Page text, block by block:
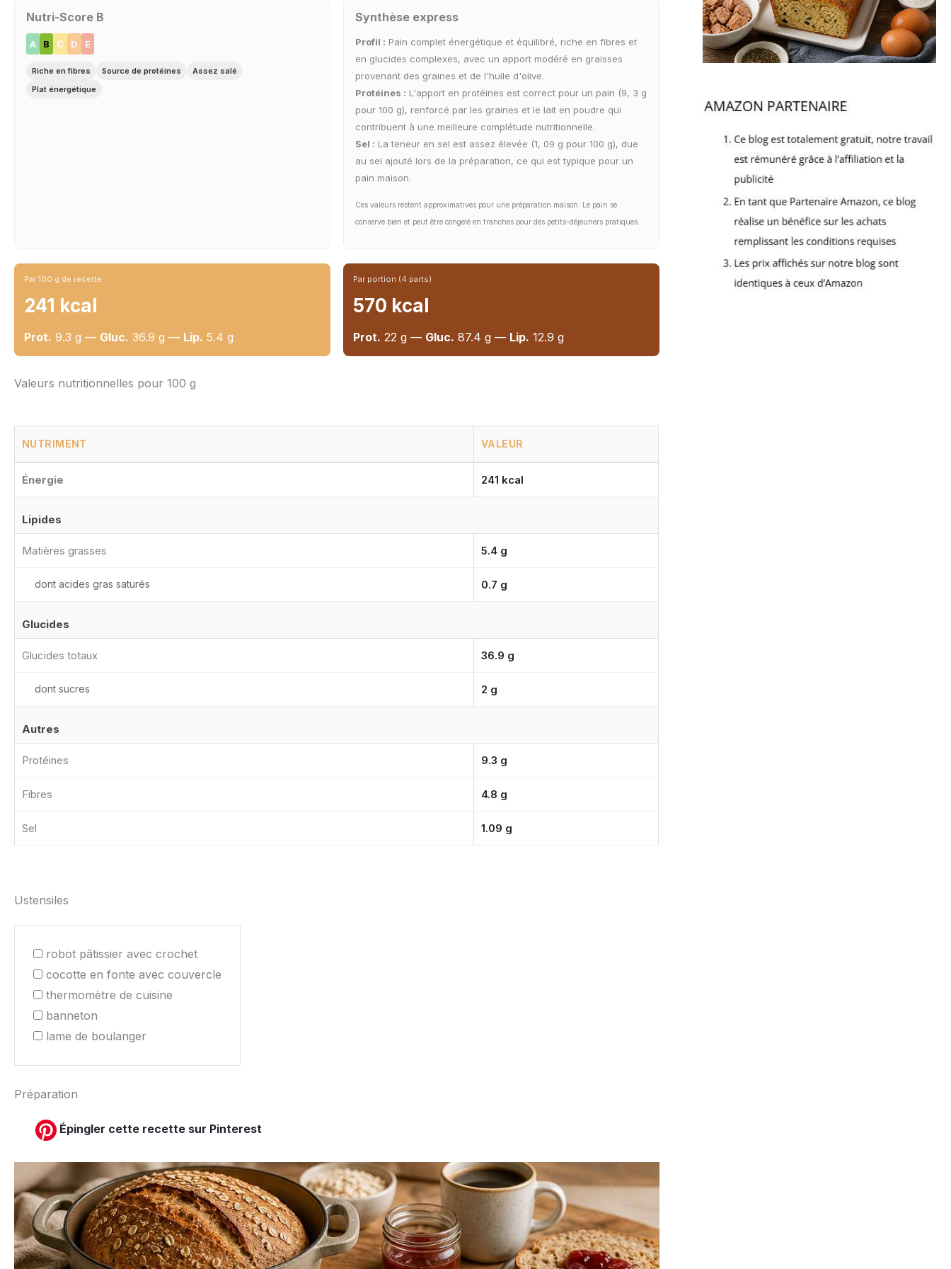
Nutri-Score B
A B C D E
Riche en fibres Source de protéines
Assez salé
Plat énergétique
Synthèse express
Profil : Pain complet énergétique et équilibré, riche en fibres et
en glucides complexes, avec un apport modéré en graisses
provenant des graines et de l'huile d'olive.
Protéines : L'apport en protéines est correct pour un pain (9, 3 g
pour 100 g), renforcé par les graines et le lait en poudre qui
contribuent à une meilleure complétude nutritionnelle.
Sel : La teneur en sel est assez élevée (1, 09 g pour 100 g), due
au sel ajouté lors de la préparation, ce qui est typique pour un
pain maison.
Ces valeurs restent approximatives pour une préparation maison. Le pain se
conserve bien et peut être congelé en tranches pour des petits-déjeuners pratiques.
Par 100 g de recette
241 kcal
Prot. 9.3 g — Gluc. 36.9 g — Lip. 5.4 g
Par portion (4 parts)
570 kcal
Prot. 22 g — Gluc. 87.4 g — Lip. 12.9 g
Valeurs nutritionnelles pour 100 g
NUTRIMENT VALEUR
Énergie 241 kcal
Lipides
Matières grasses 5.4 g
dont acides gras saturés 0.7 g
Glucides
Glucides totaux 36.9 g
dont sucres 2 g
Autres
Protéines 9.3 g
Fibres 4.8 g
Sel 1.09 g
Ustensiles
robot pâtissier avec crochet
cocotte en fonte avec couvercle
thermomètre de cuisine
banneton
lame de boulanger
Préparation
Épingler cette recette sur Pinterest